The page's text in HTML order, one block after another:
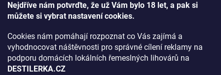
Nejdříve nám potvrďte, že už Vám bylo 18 let, a pak si
můžete si vybrat nastavení cookies.
Cookies nám pomáhají rozpoznat co Vás zajímá a
vyhodnocovat náštěvnosti pro správné cílení reklamy na
podporu domácích lokálních řemeslných lihovárů na
DESTILERKA.CZ
Napsali v TÝDNU o naší práci
Rozhovor s DESTILERKA.CZ v magazínu DRINKING-CAT
Jak vybrat dárek na Vánoce